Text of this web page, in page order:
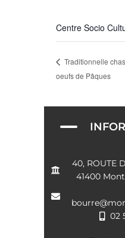
Centre Socio
Traditionnelle
oeufs de Pâques
40, ROUTE
41400
02